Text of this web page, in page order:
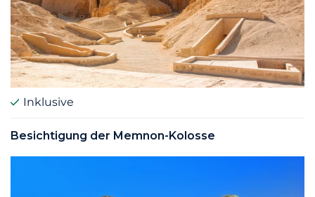
Inklusive
Besichtigung der Memnon-Kolosse